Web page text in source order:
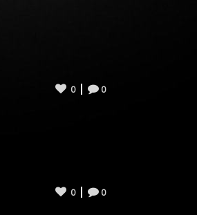
0
0
0
0